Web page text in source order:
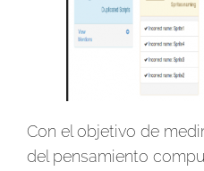
Con el objetivo de
del pensamiento